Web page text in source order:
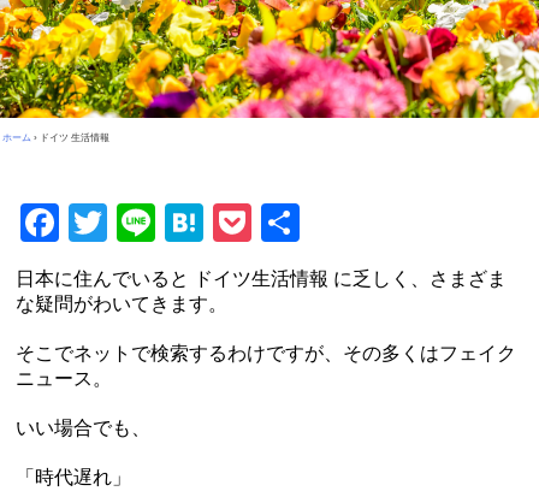
ホーム › ドイツ 生活情報
Facebook
Twitter
LineHatena
Pocket
有
日本に住んでいると ドイツ生活情報 に乏しく、さまざま
な疑問がわいてきます。
そこでネットで検索するわけですが、その多くはフェイク
ニュース。
いい場合でも、
「時代遅れ」